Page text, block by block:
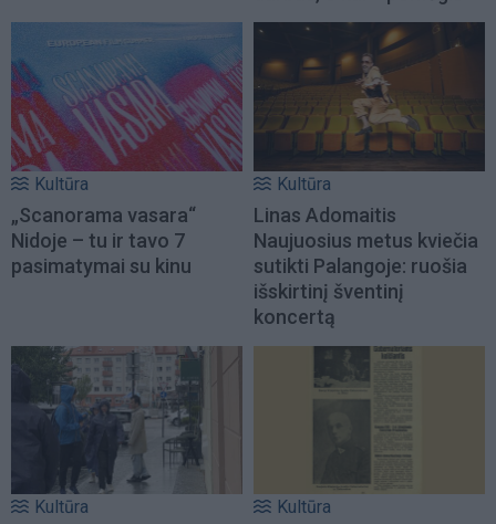
Kultūra
„Scanorama vasara“
Nidoje – tu ir tavo 7
pasimatymai su kinu
Kultūra
Linas Adomaitis
Naujuosius metus kviečia
sutikti Palangoje: ruošia
išskirtinį šventinį
koncertą
Kultūra Kultūra